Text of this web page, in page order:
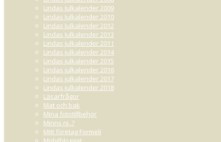
Lindas Julkalender 2009
Lindas Julkalender 2010
Lindas Julkalender 2012
Lindas Julkalender 2013
Lindas julkalender 2011
Lindas julkalender 2014
Lindas julkalender 2015
Lindas julkalender 2016
Lindas julkalender 2017
Lindas julkalender 2018
Läsarfrågor
Mat och bak
Mina fototillbehör
Minns ni..?
Mitt företag Formeli